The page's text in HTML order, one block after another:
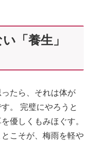
「養生」
ったら、それは体が
。 完璧にやろうと
優しくもみほぐす。
こそが、梅雨を軽や